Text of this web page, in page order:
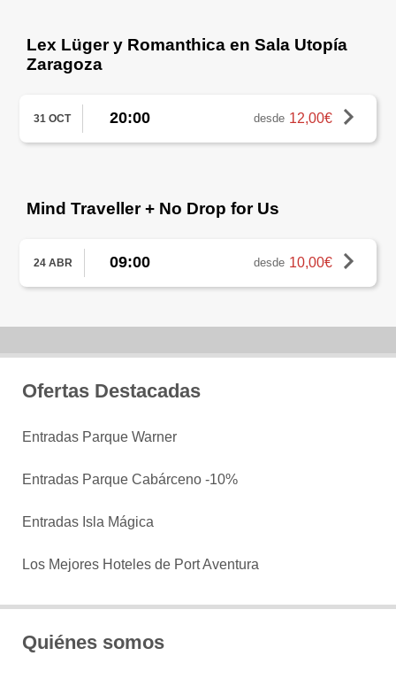
Lex Lüger y Romanthica en Sala Utopía
Zaragoza
31 OCT 20:00 desde 12,00€
Mind Traveller + No Drop for Us
24 ABR 09:00 desde 10,00€
Ofertas Destacadas
Entradas Parque Warner
Entradas Parque Cabárceno -10%
Entradas Isla Mágica
Los Mejores Hoteles de Port Aventura
Quiénes somos